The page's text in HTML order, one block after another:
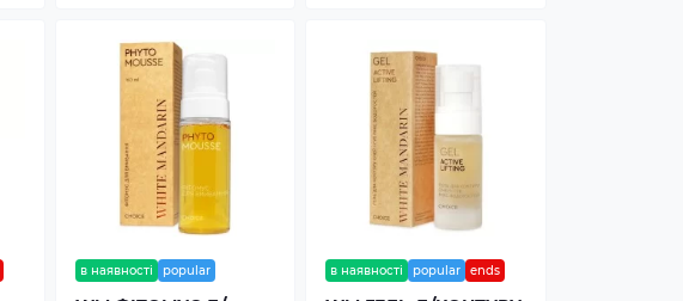
в наявності popular в наявності popular ends